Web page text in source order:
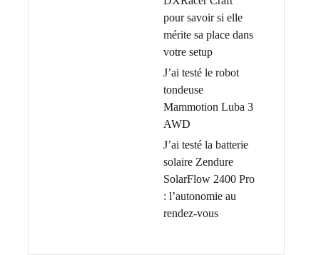
pour savoir si elle
mérite sa place dans
votre setup
J’ai testé le robot
tondeuse
Mammotion Luba 3
AWD
J’ai testé la batterie
solaire Zendure
SolarFlow 2400 Pro
: l’autonomie au
rendez-vous